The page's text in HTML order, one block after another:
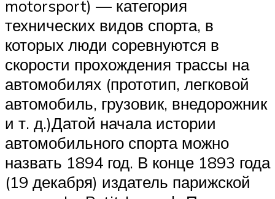
motorsport) — категория
технических видов спорта, в
которых люди соревнуются в
скорости прохождения трассы на
автомобилях (прототип, легковой
автомобиль, грузовик, внедорожник
и т. д.)Датой начала истории
автомобильного спорта можно
назвать 1894 год. В конце 1893 года
(19 декабря) издатель парижской